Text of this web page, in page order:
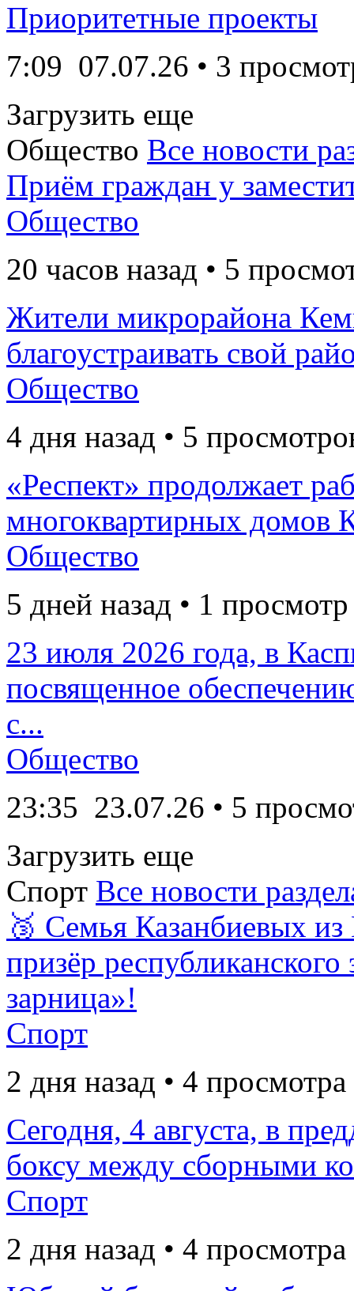
Приоритетные проекты
7:09 07.07.26 • 3
Загрузить еще
Общество Все новости
Приём граждан у
Общество
20 часов назад • 5
Жители микрорайона
благоустраивать свой
Общество
4 дня назад • 5
«Респект» продолжает
многоквартирных домов
Общество
5 дней назад • 1 просмотр
23 июля 2026 года, в
посвященное
с...
Общество
23:35 23.07.26 • 5
Загрузить еще
Спорт Все новости
🥉 Семья Казанбиевых
призёр
зарница»!
Спорт
2 дня назад • 4 просмотра
Сегодня, 4 августа, в
боксу между сборными
Спорт
2 дня назад • 4 просмотра